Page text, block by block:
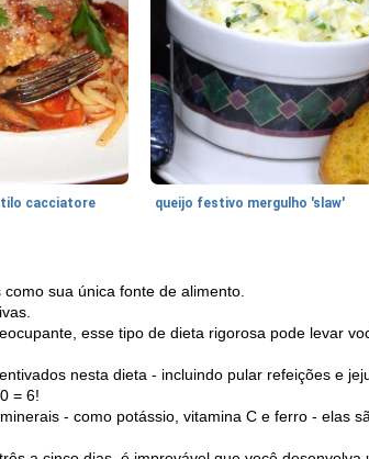
cacciatore queijo festivo mergulho 'slaw'
sua única fonte de alimento.
esse tipo de dieta rigorosa pode levar
nesta dieta - incluindo pular refeições e
= 6!
- como potássio, vitamina C e ferro - elas